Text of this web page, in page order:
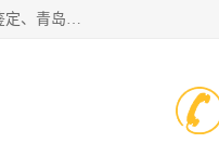
华信基因是一家专门提供亲子鉴定服务的机构，主要业务：济南亲子鉴定、临沂亲子鉴定、菏泽亲子鉴定、淄博亲子鉴定、青岛亲子鉴定、日照亲子鉴定、临朐亲子鉴定、寿光亲子鉴定等，联合广州、上海、北京、深圳、杭州、武汉、成都、合肥、贵阳、沈阳等地区有法医物证鉴定机构及基因检测公司，为国内外客户提供便捷的DNA鉴定服务。